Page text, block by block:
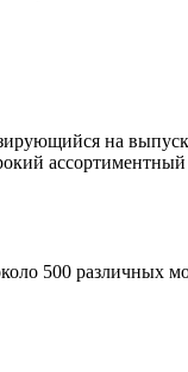
на
500 различных